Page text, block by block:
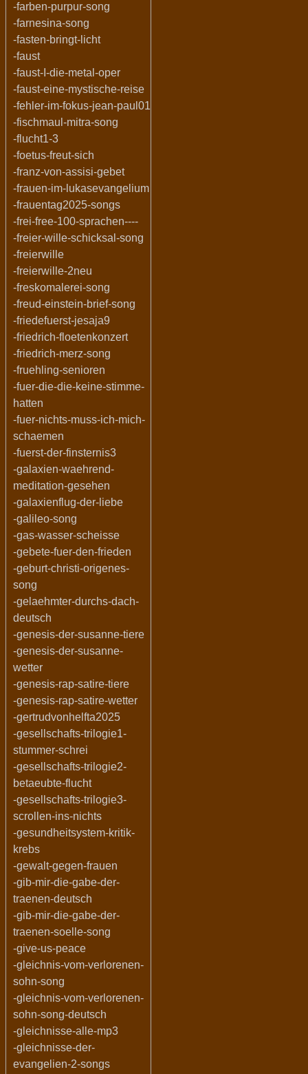
-farben-purpur-song
-farnesina-song
-fasten-bringt-licht
-faust
-faust-I-die-metal-oper
-faust-eine-mystische-reise
-fehler-im-fokus-jean-paul01
-fischmaul-mitra-song
-flucht1-3
-foetus-freut-sich
-franz-von-assisi-gebet
-frauen-im-lukasevangelium
-frauentag2025-songs
-frei-free-100-sprachen----
-freier-wille-schicksal-song
-freierwille
-freierwille-2neu
-freskomalerei-song
-freud-einstein-brief-song
-friedefuerst-jesaja9
-friedrich-floetenkonzert
-friedrich-merz-song
-fruehling-senioren
-fuer-die-die-keine-stimme-
hatten
-fuer-nichts-muss-ich-mich-
schaemen
-fuerst-der-finsternis3
-galaxien-waehrend-
meditation-gesehen
-galaxienflug-der-liebe
-galileo-song
-gas-wasser-scheisse
-gebete-fuer-den-frieden
-geburt-christi-origenes-
song
-gelaehmter-durchs-dach-
deutsch
-genesis-der-susanne-tiere
-genesis-der-susanne-
wetter
-genesis-rap-satire-tiere
-genesis-rap-satire-wetter
-gertrudvonhelfta2025
-gesellschafts-trilogie1-
stummer-schrei
-gesellschafts-trilogie2-
betaeubte-flucht
-gesellschafts-trilogie3-
scrollen-ins-nichts
-gesundheitsystem-kritik-
krebs
-gewalt-gegen-frauen
-gib-mir-die-gabe-der-
traenen-deutsch
-gib-mir-die-gabe-der-
traenen-soelle-song
-give-us-peace
-gleichnis-vom-verlorenen-
sohn-song
-gleichnis-vom-verlorenen-
sohn-song-deutsch
-gleichnisse-alle-mp3
-gleichnisse-der-
evangelien-2-songs